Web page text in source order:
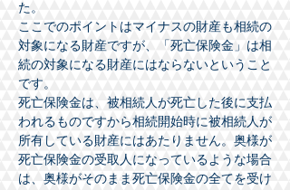
た。
ここでのポイントはマイナスの財産も相続の
対象になる財産ですが、「死亡保険金」は相
続の対象になる財産にはならないということ
です。
​死亡保険金は、被相続人が死亡した後に支払
われるものですから相続開始時に被相続人が
所有している財産にはあたりません。奥様が
死亡保険金の受取人になっているような場合
は、奥様がそのまま死亡保険金の全てを受け